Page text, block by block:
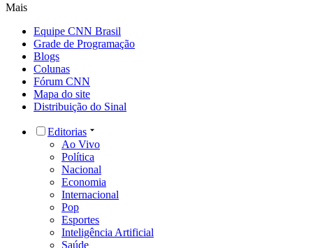
Mais
Equipe CNN Brasil
Grade de Programação
Blogs
Colunas
Fórum CNN
Mapa do site
Distribuição do Sinal
Editorias
Ao Vivo
Política
Nacional
Economia
Internacional
Pop
Esportes
Inteligência Artificial
Saúde